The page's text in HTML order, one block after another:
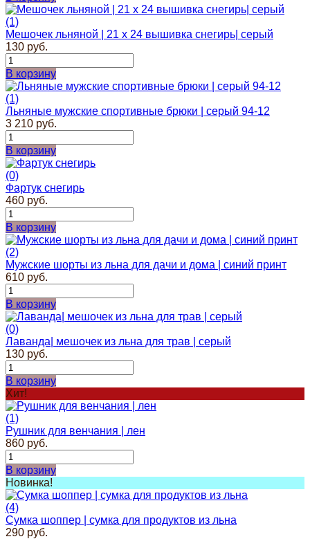
(1)
Мешочек льняной | 21 х 24 вышивка снегирь| серый
130 руб.
В корзину
(1)
Льняные мужские спортивные брюки | серый 94-12
3 210 руб.
В корзину
(0)
Фартук снегирь
460 руб.
В корзину
(2)
Мужские шорты из льна для дачи и дома | синий принт
610 руб.
В корзину
(0)
Лаванда| мешочек из льна для трав | серый
130 руб.
В корзину
Хит!
(1)
Рушник для венчания | лен
860 руб.
В корзину
Новинка!
(4)
Сумка шоппер | cумка для продуктов из льна
290 руб.